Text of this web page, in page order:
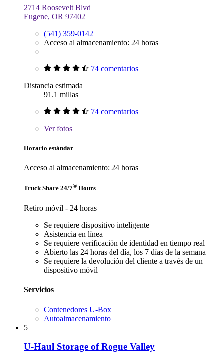
2714 Roosevelt Blvd
Eugene, OR 97402
(541) 359-0142
Acceso al almacenamiento: 24 horas
74 comentarios
Distancia estimada
91.1 millas
74 comentarios
Verfotos
Horario estándar
Acceso al almacenamiento: 24 horas
Truck Share 24/7® Hours
Retiro móvil - 24 horas
Se requiere dispositivo inteligente
Asistencia en línea
Se requiere verificación de identidad en tiempo real
Abierto las 24 horas del día, los 7 días de la semana
Se requiere la devolución del cliente a través de un
dispositivo móvil
Servicios
Contenedores U-Box
Autoalmacenamiento
5
U-Haul Storage of Rogue Valley